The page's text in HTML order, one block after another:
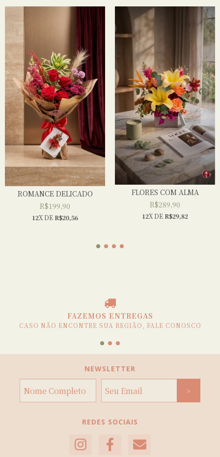
ROMANCE DELICADO
R$199,90
12X DE R$20,56
FLORES COM ALMA
R$289,90
12X DE R$29,82
FAZEMOS ENTREGAS
CASO NÃO ENCONTRE SUA REGIÃO, FALE CONOSCO
NEWSLETTER
REDES SOCIAIS